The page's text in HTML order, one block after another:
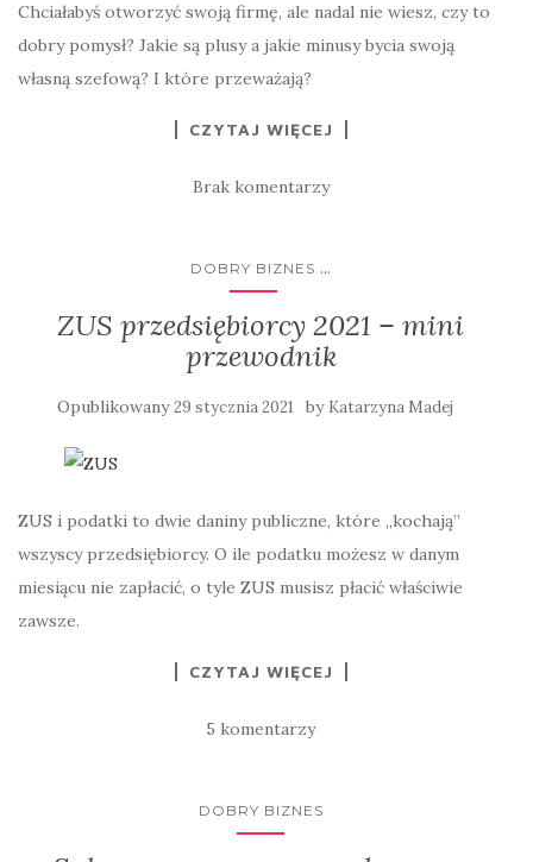
Chciałabyś otworzyć swoją firmę, ale nadal nie wiesz, czy to
dobry pomysł? Jakie są plusy a jakie minusy bycia swoją
własną szefową? I które przeważają?
CZYTAJ WIĘCEJ
Brak komentarzy
DOBRY BIZNES ...
ZUS przedsiębiorcy 2021 – mini
przewodnik
Opublikowany29 stycznia 2021 by Katarzyna Madej
ZUS i podatki to dwie daniny publiczne, które „kochają”
wszyscy przedsiębiorcy. O ile podatku możesz w danym
miesiącu nie zapłacić, o tyle ZUS musisz płacić właściwie
zawsze.
CZYTAJ WIĘCEJ
5 komentarzy
DOBRY BIZNES